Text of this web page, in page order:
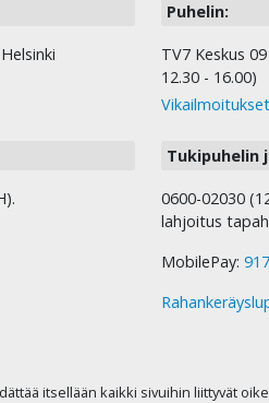
Puhelin:
TV7 Keskus
12.30 - 16.00)
Vikailmoitukset
Tukipuhelin
0600-02030
lahjoitus
MobilePay:
itsellään kaikki sivuihin liittyvät